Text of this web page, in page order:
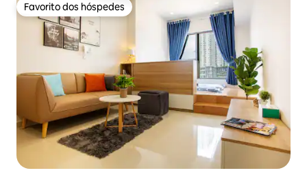
Favorito dos hóspedes
Favorito dos hóspedes